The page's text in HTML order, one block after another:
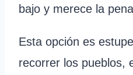
bajo y merece la
Esta opción es
recorrer los pueblos,